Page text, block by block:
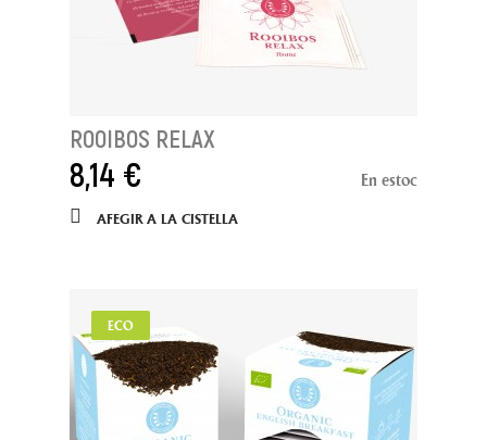
ROOIBOS RELAX
8,14 € En estoc
AFEGIR A LA CISTELLA
ECO